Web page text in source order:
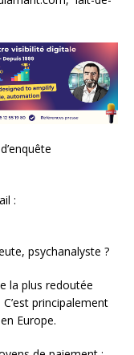
:
psychanalyste ?
la plus redoutée
principalement
Europe.